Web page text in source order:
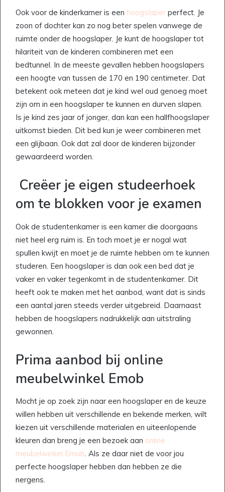
Ook voor de kinderkamer is een hoogslaper perfect. Je
zoon of dochter kan zo nog beter spelen vanwege de
ruimte onder de hoogslaper. Je kunt de hoogslaper tot
hilariteit van de kinderen combineren met een
bedtunnel. In de meeste gevallen hebben hoogslapers
een hoogte van tussen de 170 en 190 centimeter. Dat
betekent ook meteen dat je kind wel oud genoeg moet
zijn om in een hoogslaper te kunnen en durven slapen.
Is je kind zes jaar of jonger, dan kan een hallfhoogslaper
uitkomst bieden. Dit bed kun je weer combineren met
een glijbaan. Ook dat zal door de kinderen bijzonder
gewaardeerd worden.
Creëer je eigen studeerhoek
om te blokken voor je examen
Ook de studentenkamer is een kamer die doorgaans
niet heel erg ruim is. En toch moet je er nogal wat
spullen kwijt en moet je de ruimte hebben om te kunnen
studeren. Een hoogslaper is dan ook een bed dat je
vaker en vaker tegenkomt in de studentenkamer. Dit
heeft ook te maken met het aanbod, want dat is sinds
een aantal jaren steeds verder uitgebreid. Daarnaast
hebben de hoogslapers nadrukkelijk aan uitstraling
gewonnen.
Prima aanbod bij online
meubelwinkel Emob
Mocht je op zoek zijn naar een hoogslaper en de keuze
willen hebben uit verschillende en bekende merken, wilt
kiezen uit verschillende materialen en uiteenlopende
kleuren dan breng je een bezoek aan online
meubelwinkel Emob. Als ze daar niet de voor jou
perfecte hoogslaper hebben dan hebben ze die
nergens.